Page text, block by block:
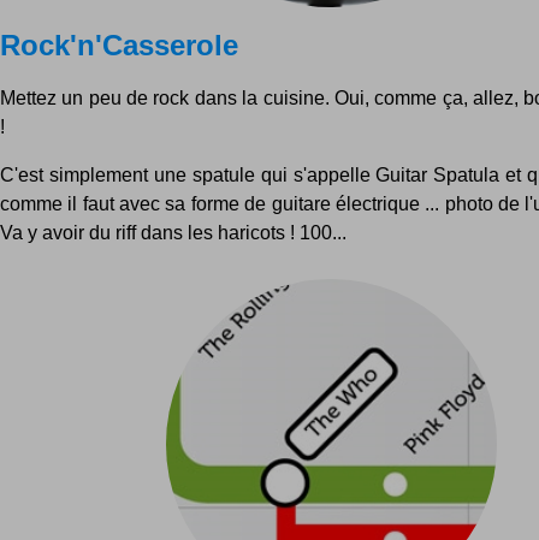
Rock'n'Casserole
Mettez un peu de rock dans la cuisine. Oui, comme ça, allez,
!
C'est simplement une spatule qui s'appelle Guitar Spatula et
comme il faut avec sa forme de guitare électrique ... photo de
Va y avoir du riff dans les haricots ! 100...